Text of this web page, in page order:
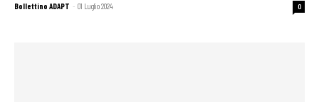
Bollettino ADAPT - 01 Luglio 2024 0